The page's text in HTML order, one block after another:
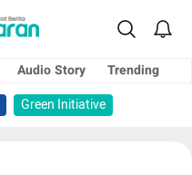
Audio Story
Trending
Green Initiative